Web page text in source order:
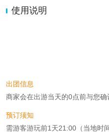
使用说明
出团信息
商家会在出游当天的0点前与您
预订须知
需游客游玩前1天21:00（当地时